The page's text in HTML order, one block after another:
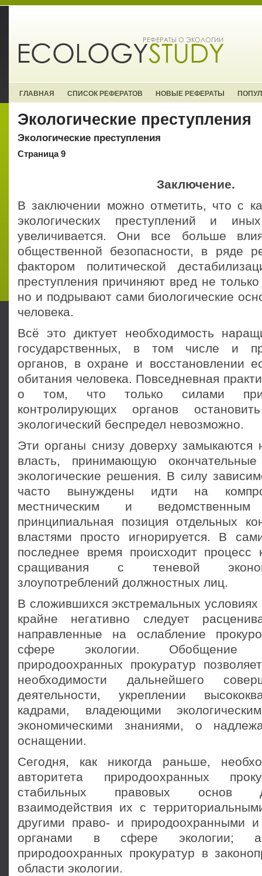
ГЛАВНАЯ СПИСОК РЕФЕРАТОВ НОВЫЕ РЕФЕРАТЫ
Экологические преступления
Экологические преступления
Страница 9
Заключение.
В заключении можно отметить, что с
экологических преступлений и
увеличивается. Они все больше
общественной безопасности, в ряде
фактором политической
преступления причиняют вред не
но и подрывают сами биологические
человека.
Всё это диктует необходимость
государственных, в том числе и
органов, в охране и восстановлении
обитания человека. Повседневная
о том, что только силами
контролирующих органов
экологический беспредел невозможно.
Эти органы снизу доверху замыкаются
власть, принимающую
экологические решения. В силу
часто вынуждены идти на
местническим и
принципиальная позиция отдельных
властями просто игнорируется. В
последнее время происходит процесс
сращивания с теневой
злоупотреблений должностных лиц.
В сложившихся экстремальных
крайне негативно следует
направленные на ослабление
сфере экологии. Обобщение
природоохранных прокуратур
необходимости дальнейшего
деятельности, укреплении
кадрами, владеющими
экономическими знаниями, о
оснащении.
Сегодня, как никогда раньше,
авторитета природоохранных
стабильных правовых основ
взаимодействия их с
другими право- и природоохранными
органами в сфере экологии;
природоохранных прокуратур в
области экологии.